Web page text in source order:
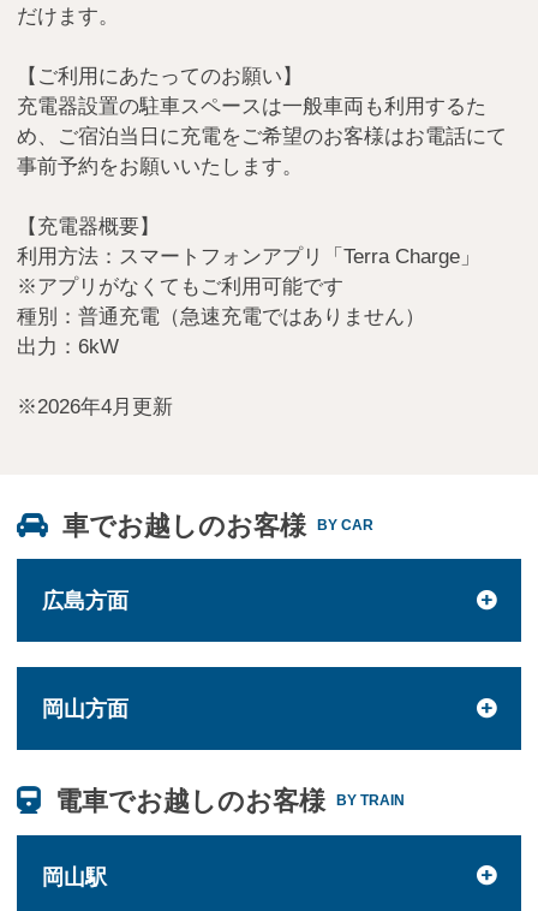
だけます。
【ご利用にあたってのお願い】
充電器設置の駐車スペースは一般車両も利用するた
め、ご宿泊当日に充電をご希望のお客様はお電話にて
事前予約をお願いいたします。
【充電器概要】
利用方法：スマートフォンアプリ「Terra Charge」
※アプリがなくてもご利用可能です
種別：普通充電（急速充電ではありません）
出力：6kW
※2026年4月更新
車でお越しのお客様 BY CAR
広島方面
岡山方面
電車でお越しのお客様 BY TRAIN
岡山駅